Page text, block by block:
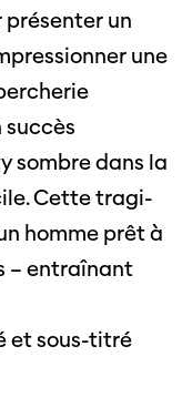
un
une
sombre dans la
Cette tragi-
homme prêt à
– entraînant
et sous-titré